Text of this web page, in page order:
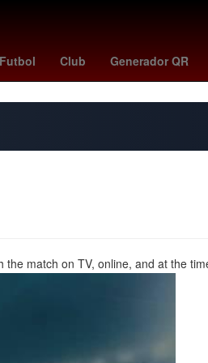
Futbol Club Generador QR
minnesota - juárez Stephen Curry
the match on TV, online, and at the